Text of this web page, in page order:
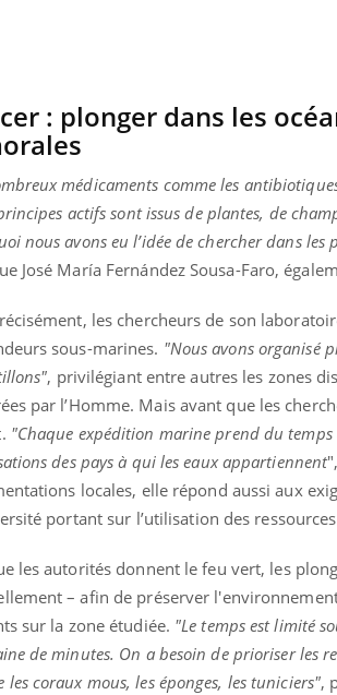
: plonger dans les
médicaments comme les
actifs sont issus de plantes, de
nous avons eu l’idée de chercher dans
José María Fernández Sousa-Faro,
les chercheurs de son
sous-marines. "Nous avons organisé
, privilégiant entre autres les zones
par l’Homme. Mais avant que les
"Chaque expédition marine prend du temps
des pays à qui les eaux appartiennent
locales, elle répond aussi aux
portant sur l’utilisation des
les autorités donnent le feu vert, les
– afin de préserver
sur la zone étudiée. "Le temps est limité
de minutes. On a besoin de prioriser les
les coraux mous, les éponges, les tuniciers",
2026Youtube
atteintes de
période de questions, de
Youtube
Un « jumeau
faciliter l’accès
Un établissement
mutualiste
santé :
numérique »